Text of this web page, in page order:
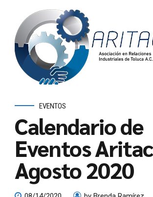
EVENTOS
Calendario de
Eventos Aritac
Agosto 2020